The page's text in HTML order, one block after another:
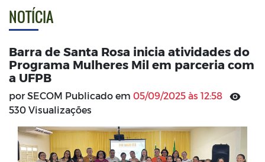
NOTÍCIA
Barra de Santa Rosa inicia atividades do
Programa Mulheres Mil em parceria com
a UFPB
por SECOM Publicado em 05/09/2025 às 12:58
530 Visualizações